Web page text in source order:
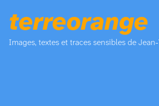
terreorange
Images, textes et traces sensibles de